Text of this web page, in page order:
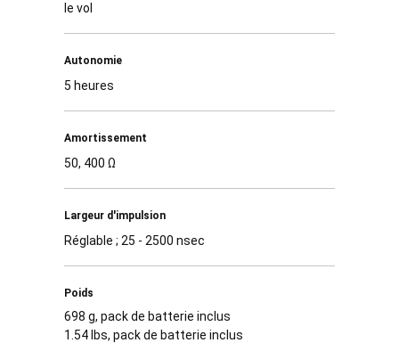
le vol
Autonomie
5 heures
Amortissement
50, 400 Ω
Largeur d'impulsion
Réglable ; 25 - 2500 nsec
Poids
698 g, pack de batterie inclus
1.54 lbs, pack de batterie inclus